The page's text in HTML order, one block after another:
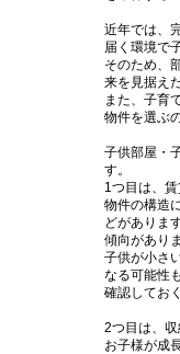
近年では、
届く環境で
そのため、
来を見据え
また、子育
物件を選ぶ
子供部屋・
す。
1つ目は、賃
物件の構造
どがありま
傾向があり
子供が小さ
なる可能性
確認してお
2つ目は、収
お子様が成